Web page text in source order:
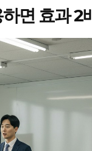
면 효과 2